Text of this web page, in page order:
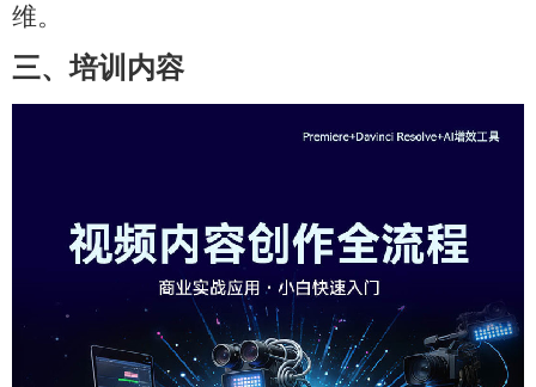
维。
三、培训内容